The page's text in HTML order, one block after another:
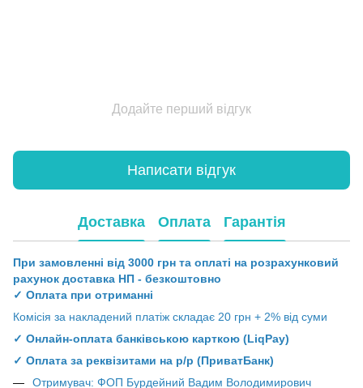
Додайте перший відгук
Написати відгук
Доставка Оплата Гарантія
При замовленні від 3000 грн та оплаті на розрахунковий
рахунок доставка НП - безкоштовно
✓ Оплата при отриманні
Комісія за накладений платіж складає 20 грн + 2% від суми
✓ Онлайн-оплата банківською карткою (LiqPay)
✓ Оплата за реквізитами на р/р (ПриватБанк)
Отримувач: ФОП Бурдейний Вадим Володимирович